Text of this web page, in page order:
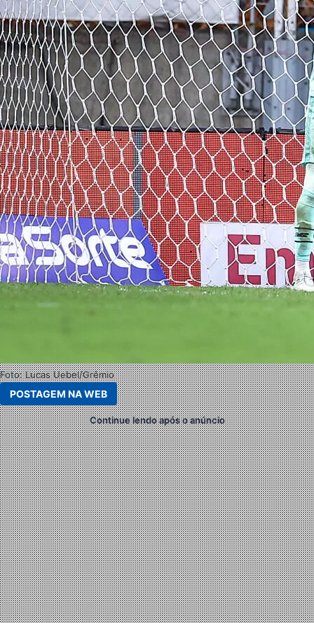
Foto: Lucas Uebel/Grêmio
POSTAGEM NA WEB
Continue lendo após o anúncio